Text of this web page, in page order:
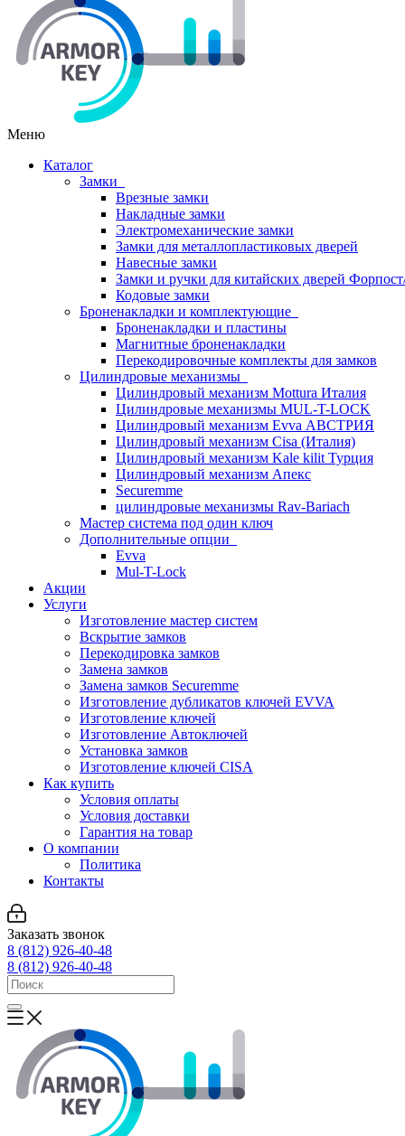
Меню
Каталог
Замки
Врезные замки
Накладные замки
Электромеханические замки
Замки для металлопластиковых дверей
Навесные замки
Замки и ручки для китайских дверей
Кодовые замки
Броненакладки и комплектующие
Броненакладки и пластины
Магнитные броненакладки
Перекодировочные комплекты для замков
Цилиндровые механизмы
Цилиндровый механизм Mottura Италия
Цилиндровые механизмы MUL-T-LOCK
Цилиндровый механизм Evva АВСТРИЯ
Цилиндровый механизм Cisa (Италия)
Цилиндровый механизм Kale kilit Турция
Цилиндровый механизм Апекс
Securemme
цилиндровые механизмы Rav-Bariach
Мастер система под один ключ
Дополнительные опции
Evva
Mul-T-Lock
Акции
Услуги
Изготовление мастер систем
Вскрытие замков
Перекодировка замков
Замена замков
Замена замков Securemme
Изготовление дубликатов ключей EVVA
Изготовление ключей
Изготовление Автоключей
Установка замков
Изготовление ключей CISA
Как купить
Условия оплаты
Условия доставки
Гарантия на товар
О компании
Политика
Контакты
Заказать звонок
8 (812) 926-40-48
8 (812) 926-40-48